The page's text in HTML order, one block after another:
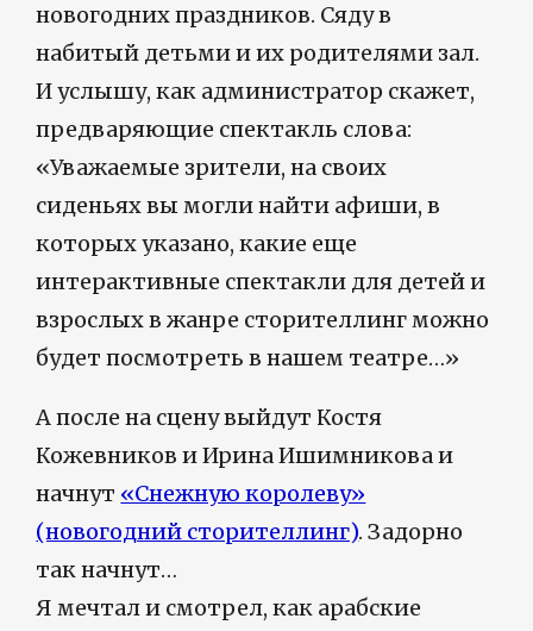
новогодних праздников. Сяду в
набитый детьми и их родителями зал.
И услышу, как администратор скажет,
предваряющие спектакль слова:
«Уважаемые зрители, на своих
сиденьях вы могли найти афиши, в
которых указано, какие еще
интерактивные спектакли для детей и
взрослых в жанре сторителлинг можно
будет посмотреть в нашем театре…»
А после на сцену выйдут Костя
Кожевников и Ирина Ишимникова и
начнут «Снежную королеву»
(новогодний сторителлинг). Задорно
так начнут…
Я мечтал и смотрел, как арабские